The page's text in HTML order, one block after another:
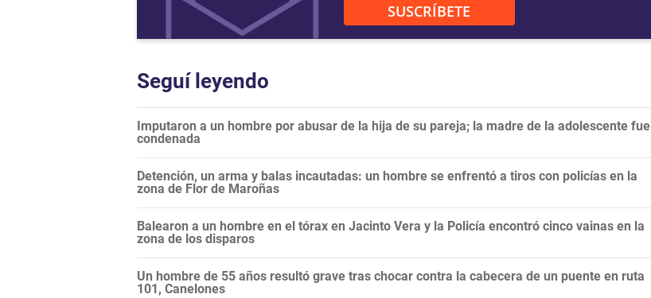
SUSCRÍBETE
Seguí leyendo
Imputaron a un hombre por abusar de la hija de su pareja; la madre de la adolescente fue
condenada
Detención, un arma y balas incautadas: un hombre se enfrentó a tiros con policías en la
zona de Flor de Maroñas
Balearon a un hombre en el tórax en Jacinto Vera y la Policía encontró cinco vainas en la
zona de los disparos
Un hombre de 55 años resultó grave tras chocar contra la cabecera de un puente en ruta
101, Canelones